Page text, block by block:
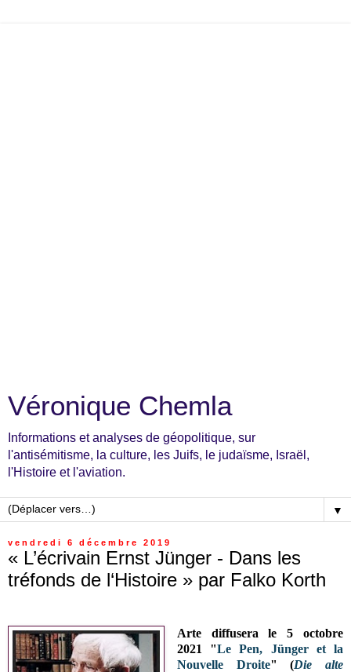
Véronique Chemla
Informations et analyses de géopolitique, sur
l'antisémitisme, la culture, les Juifs, le judaïsme, Israël,
l'Histoire et l'aviation.
▼
vendredi 6 décembre 2019
« L’écrivain Ernst Jünger - Dans les
tréfonds de l‘Histoire » par Falko Korth
Arte diffuserale 5 octobre
2021 "Le Pen, Jünger et la
Nouvelle Droite" (Die alte